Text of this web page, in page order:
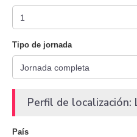
Tipo de jornada
Perfil de localización:
País